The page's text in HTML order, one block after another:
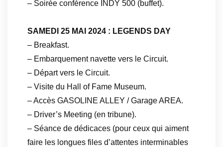
– Soirée conférence INDY 500 (buffet).
SAMEDI 25 MAI 2024 : LEGENDS DAY
– Breakfast.
– Embarquement navette vers le Circuit.
– Départ vers le Circuit.
– Visite du Hall of Fame Museum.
– Accès GASOLINE ALLEY / Garage AREA.
– Driver’s Meeting (en tribune).
– Séance de dédicaces (pour ceux qui aiment
faire les longues files d’attentes interminables